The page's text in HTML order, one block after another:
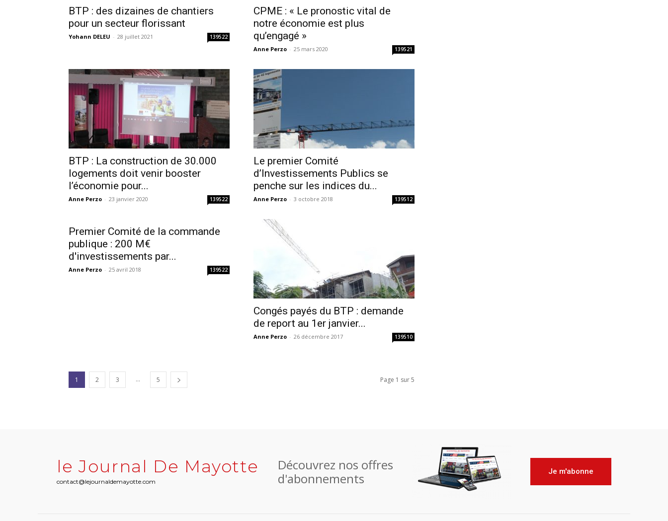
BTP : des dizaines de chantiers
pour un secteur florissant
Yohann DELEU - 28 juillet 2021 139522
CPME : « Le pronostic vital de
notre économie est plus
qu’engagé »
Anne Perzo - 25 mars 2020 139521
BTP : La construction de 30.000
logements doit venir booster
l’économie pour...
Anne Perzo - 23 janvier 2020 139522
Le premier Comité
d’Investissements Publics se
penche sur les indices du...
Anne Perzo - 3 octobre 2018 139512
Premier Comité de la commande
publique : 200 M€
d'investissements par...
Anne Perzo - 25 avril 2018 139522
Congés payés du BTP : demande
de report au 1er janvier...
Anne Perzo - 26 décembre 2017 139510
1 2 3 ... 5 Page 1 sur 5
le Journal De Mayotte
contact@lejournaldemayotte.com
Découvrez nos offres
d'abonnements
Je m'abonne